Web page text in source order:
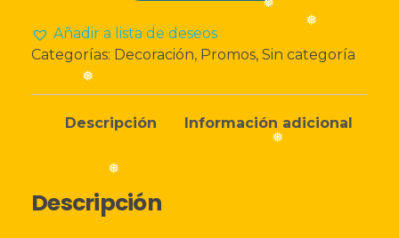
Añadir a lista de deseos
Categorías: Decoración, Promos, Sin categoría
Descripción Información adicional
Descripción
❅
❅